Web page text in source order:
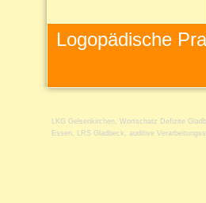
Logopädische
LKG Gelsenkirchen Wortschatz Defizite
Essen
LRS Gladbeck auditive